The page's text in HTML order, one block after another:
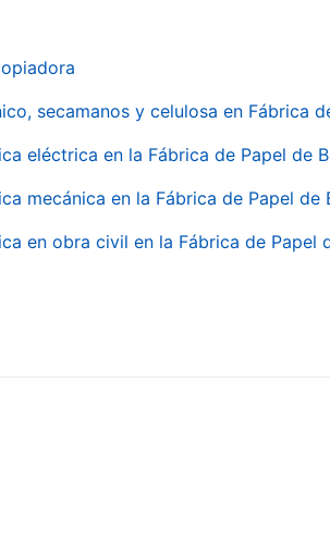
secamanos y celulosa en Fábrica
eléctrica en la Fábrica de Papel de
mecánica en la Fábrica de Papel de
en obra civil en la Fábrica de Papel